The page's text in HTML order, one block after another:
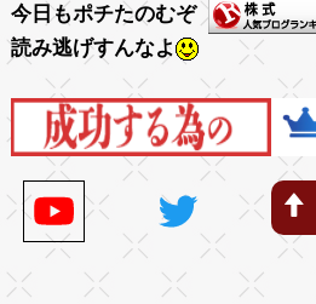
今日もポチたのむぞ
読み逃げすんなよ